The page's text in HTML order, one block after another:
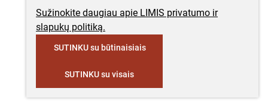
Sužinokite daugiau apie LIMIS privatumo ir
slapukų politiką.
SUTINKU su būtinaisiais
SUTINKU su visais